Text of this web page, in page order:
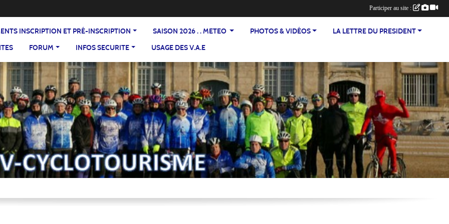
DOCUMENTS INSCRIPTION ET PRÉ-INSCRIPTION SAISON 2026 . . METEO PHOTOS & VIDÉOS
LA LETTRE DU PRESIDENT
FORUM INFOS SECURITE USAGE DES V.A.E
Participer au site :